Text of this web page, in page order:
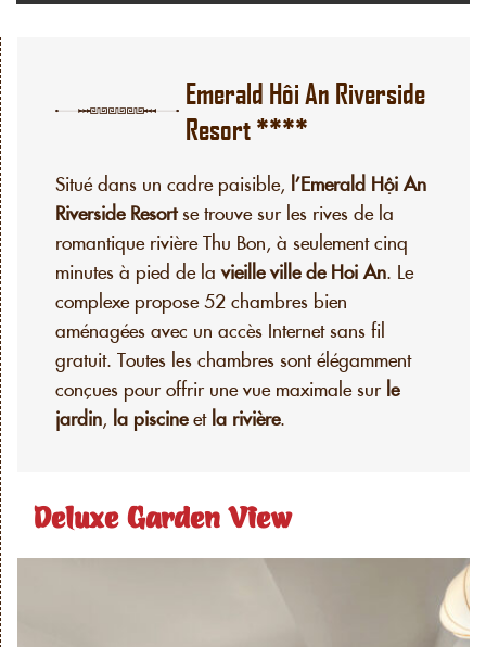
Emerald Hôi An Riverside
Resort ****
Situé dans un cadre paisible, l’Emerald Hội An
Riverside Resortse trouve sur les rives de la
romantique rivière Thu Bon, à seulement cinq
minutes à pied de lavieille ville de Hoi An. Le
complexe propose 52 chambres bien
aménagées avec un accès Internet sans fil
gratuit. Toutes les chambres sont élégamment
conçues pour offrir une vue maximale sur le
jardin, la piscineet la rivière.
Deluxe Garden View